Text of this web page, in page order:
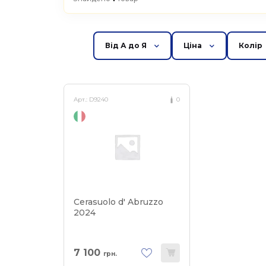
Арт.: D9240 0
Cerasuolo d' Abruzzo
2024
7 100 грн.
Від А до Я Ціна Колір